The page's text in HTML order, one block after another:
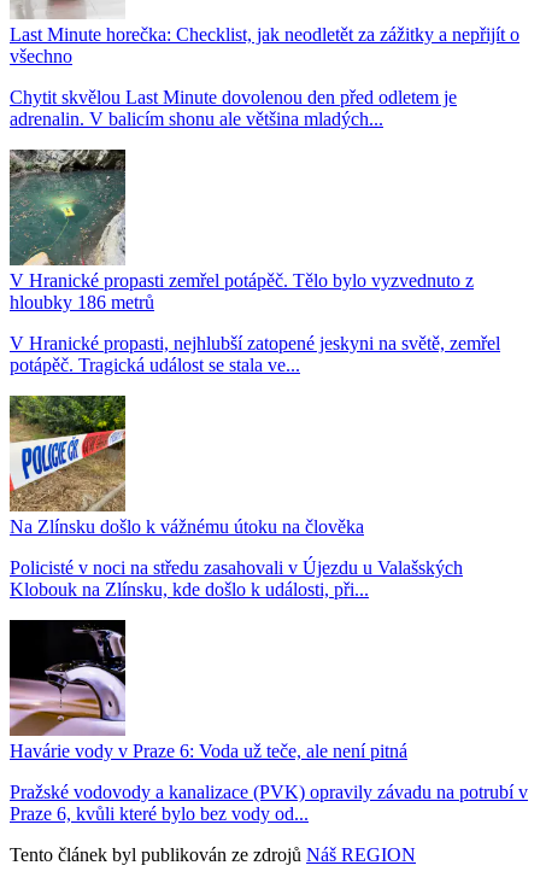
Last Minute horečka: Checklist, jak neodletět za zážitky a nepřijít o
všechno
Chytit skvělou Last Minute dovolenou den před odletem je
adrenalin. V balicím shonu ale většina mladých...
V Hranické propasti zemřel potápěč. Tělo bylo vyzvednuto z
hloubky 186 metrů
V Hranické propasti, nejhlubší zatopené jeskyni na světě, zemřel
potápěč. Tragická událost se stala ve...
Na Zlínsku došlo k vážnému útoku na člověka
Policisté v noci na středu zasahovali v Újezdu u Valašských
Klobouk na Zlínsku, kde došlo k události, při...
Havárie vody v Praze 6: Voda už teče, ale není pitná
Pražské vodovody a kanalizace (PVK) opravily závadu na potrubí v
Praze 6, kvůli které bylo bez vody od...
Tento článek byl publikován ze zdrojů Náš REGION